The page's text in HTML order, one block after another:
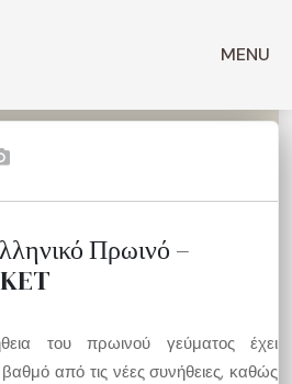
MENU
Πρωινό –
του πρωινού γεύματος έχει
από τις νέες συνήθειες, καθώς